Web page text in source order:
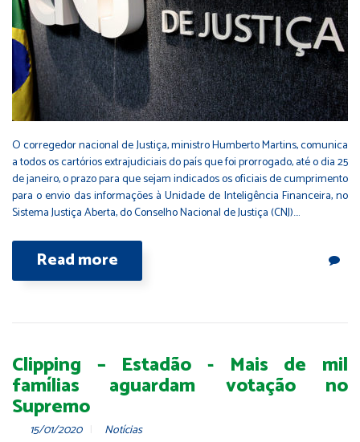
O corregedor nacional de Justiça, ministro Humberto Martins, comunica
a todos os cartórios extrajudiciais do país que foi prorrogado, até o dia 25
de janeiro, o prazo para que sejam indicados os oficiais de cumprimento
para o envio das informações à Unidade de Inteligência Financeira, no
Sistema Justiça Aberta, do Conselho Nacional de Justiça (CNJ).…
Read more
Clipping – Estadão - Mais de mil
famílias aguardam votação no
Supremo
15/01/2020 Notícias